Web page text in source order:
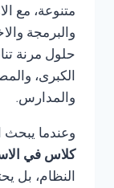
متنوعة، مع
والبرمجة
حلول مرنة
الكبرى،
والمدارس.
وعندما يبحث
كلاس في
النظام، بل